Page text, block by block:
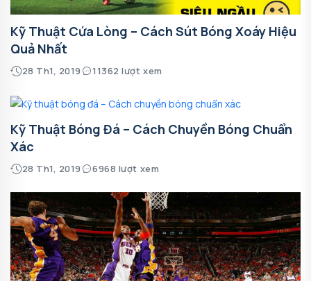
Kỹ Thuật Cứa Lòng – Cách Sút Bóng Xoáy Hiệu
Quả Nhất
28 Th1, 2019 11362 lượt xem
Kỹ Thuật Bóng Đá – Cách Chuyền Bóng Chuẩn
Xác
28 Th1, 2019 6968 lượt xem